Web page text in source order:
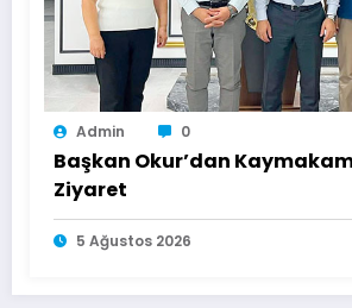
Admin 0
Başkan Okur’dan
Ziyaret
5 Ağustos 2026